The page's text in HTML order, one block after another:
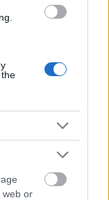
web or
la conversion
professeur de
des troubles
pour évaluer
de l'outil,